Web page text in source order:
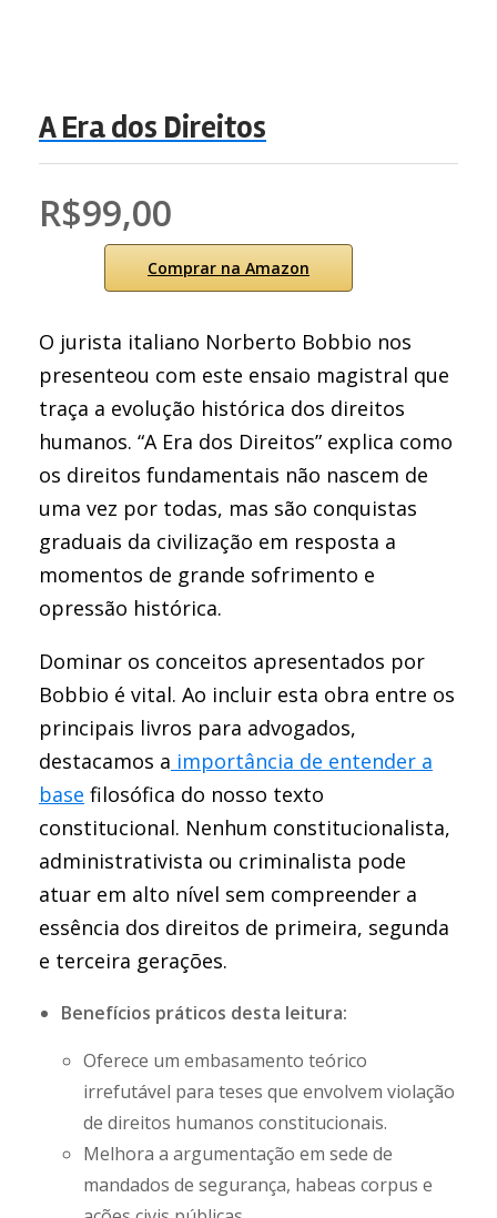
A Era dos Direitos
R$99,00
Comprar na Amazon
O jurista italiano Norberto Bobbio nos
presenteou com este ensaio magistral que
traça a evolução histórica dos direitos
humanos. “A Era dos Direitos” explica como
os direitos fundamentais não nascem de
uma vez por todas, mas são conquistas
graduais da civilização em resposta a
momentos de grande sofrimento e
opressão histórica.
Dominar os conceitos apresentados por
Bobbio é vital. Ao incluir esta obra entre os
principais livros para advogados,
destacamos a importância de entender a
base filosófica do nosso texto
constitucional. Nenhum constitucionalista,
administrativista ou criminalista pode
atuar em alto nível sem compreender a
essência dos direitos de primeira, segunda
e terceira gerações.
Benefícios práticos desta leitura:
Oferece um embasamento teórico
irrefutável para teses que envolvem violação
de direitos humanos constitucionais.
Melhora a argumentação em sede de
mandados de segurança, habeas corpus e